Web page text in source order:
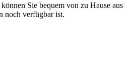
Sie bequem von zu Hause aus
noch verfügbar ist.